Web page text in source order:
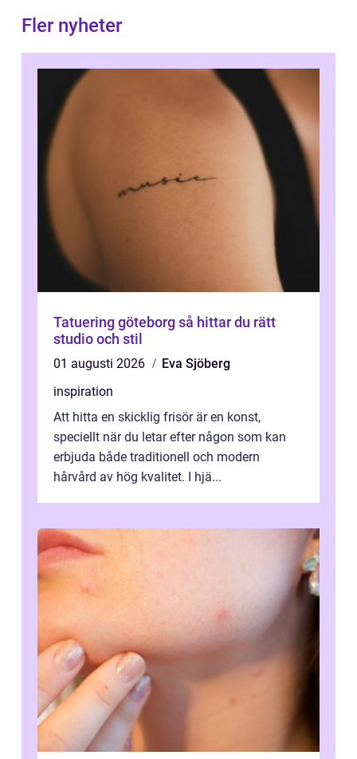
Fler nyheter
Tatuering göteborg så hittar du rätt
studio och stil
01 augusti 2026
Eva Sjöberg
inspiration
Att hitta en skicklig frisör är en konst,
speciellt när du letar efter någon som kan
erbjuda både traditionell och modern
hårvård av hög kvalitet. I hjä...